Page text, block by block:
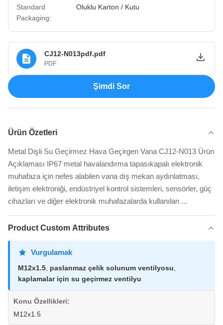
Standard
Packaging:
Oluklu Karton / Kutu
CJ12-N013pdf.pdf
PDF
Şimdi Sor
Ürün Özetleri
Metal Dişli Su Geçirmez Hava Geçirgen Vana CJ12-N013 Ürün
Açıklaması IP67 metal havalandırma tapasıkapalı elektronik
muhafaza için nefes alabilen vana dış mekan aydınlatması,
iletişim elektroniği, endüstriyel kontrol sistemleri, sensörler, güç
cihazları ve diğer elektronik muhafazalarda kullanılan ...
Product Custom Attributes
Vurgulamak
M12x1.5 paslanmaz çelik solunum ventilyosu
kaplamalar için su geçirmez ventilyu
Konu Özellikleri:
M12x1.5